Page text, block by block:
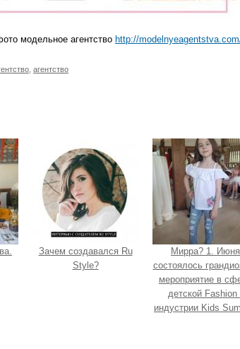
модельное агентство http://
агентство
Зачем создавался Ru
Style?
Мирра? 1. Июня
состоялось
мероприятие в
детской Fashion
индустрии Kids